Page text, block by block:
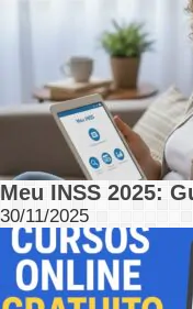
Meu INSS 2025:
30/11/2025